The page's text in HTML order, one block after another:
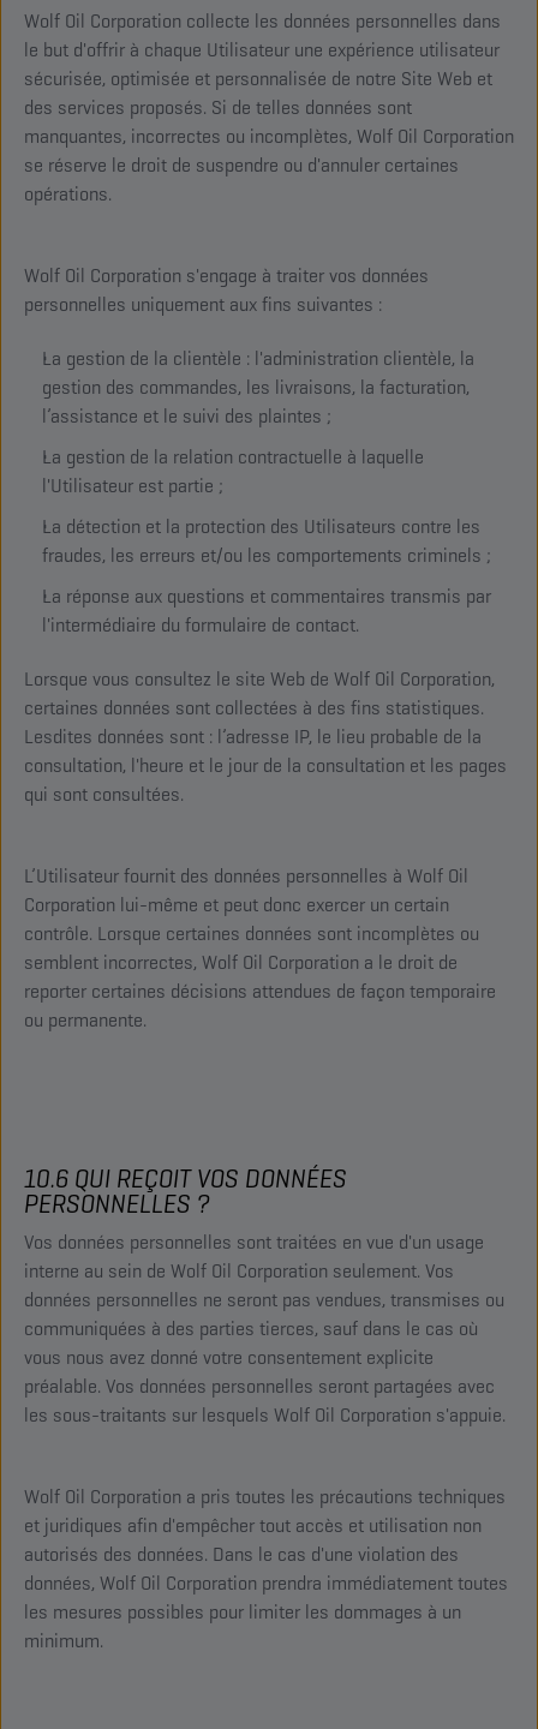
Wolf Oil Corporation collecte les données personnelles dans
le but d'offrir à chaque Utilisateur une expérience utilisateur
sécurisée, optimisée et personnalisée de notre Site Web et
des services proposés. Si de telles données sont
manquantes, incorrectes ou incomplètes, Wolf Oil Corporation
se réserve le droit de suspendre ou d'annuler certaines
opérations.
Wolf Oil Corporation s'engage à traiter vos données
personnelles uniquement aux fins suivantes :
La gestion de la clientèle : l'administration clientèle, la
gestion des commandes, les livraisons, la facturation,
l’assistance et le suivi des plaintes ;
La gestion de la relation contractuelle à laquelle
l'Utilisateur est partie ;
La détection et la protection des Utilisateurs contre les
fraudes, les erreurs et/ou les comportements criminels ;
La réponse aux questions et commentaires transmis par
l'intermédiaire du formulaire de contact.
Lorsque vous consultez le site Web de Wolf Oil Corporation,
certaines données sont collectées à des fins statistiques.
Lesdites données sont : l’adresse IP, le lieu probable de la
consultation, l'heure et le jour de la consultation et les pages
qui sont consultées.
L’Utilisateur fournit des données personnelles à Wolf Oil
Corporation lui-même et peut donc exercer un certain
contrôle. Lorsque certaines données sont incomplètes ou
semblent incorrectes, Wolf Oil Corporation a le droit de
reporter certaines décisions attendues de façon temporaire
ou permanente.
10.6 QUI REÇOIT VOS DONNÉES
PERSONNELLES ?
Vos données personnelles sont traitées en vue d'un usage
interne au sein de Wolf Oil Corporation seulement. Vos
données personnelles ne seront pas vendues, transmises ou
communiquées à des parties tierces, sauf dans le cas où
vous nous avez donné votre consentement explicite
préalable. Vos données personnelles seront partagées avec
les sous-traitants sur lesquels Wolf Oil Corporation s'appuie.
Wolf Oil Corporation a pris toutes les précautions techniques
et juridiques afin d'empêcher tout accès et utilisation non
autorisés des données. Dans le cas d'une violation des
données, Wolf Oil Corporation prendra immédiatement toutes
les mesures possibles pour limiter les dommages à un
minimum.